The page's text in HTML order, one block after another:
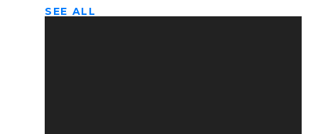
SEE ALL